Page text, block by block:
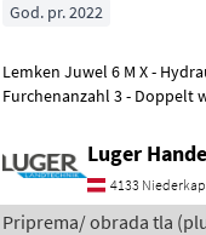
God. pr. 2022
Lemken Juwel 6 M X - Hydraulisches Drehwerk UniTurn M 90 für
Furchenanzahl 3 - Doppelt
Luger
4133
Priprema/ obrada tla